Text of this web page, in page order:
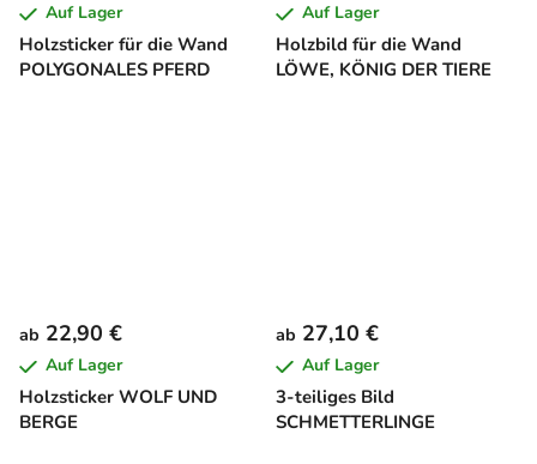
Holzsticker für die Wand
POLYGONALES PFERD
Auf Lager
Holzbild für die Wand
LÖWE, KÖNIG DER TIERE
Auf Lager
Holzsticker WOLF UND
BERGE
ab 22,90 €
Auf Lager
3-teiliges Bild
SCHMETTERLINGE
ab 27,10 €
Auf Lager